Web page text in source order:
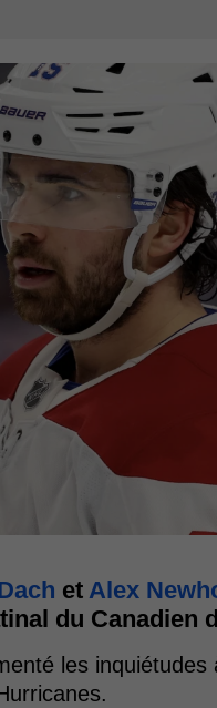
et Alex
du Canadien
les